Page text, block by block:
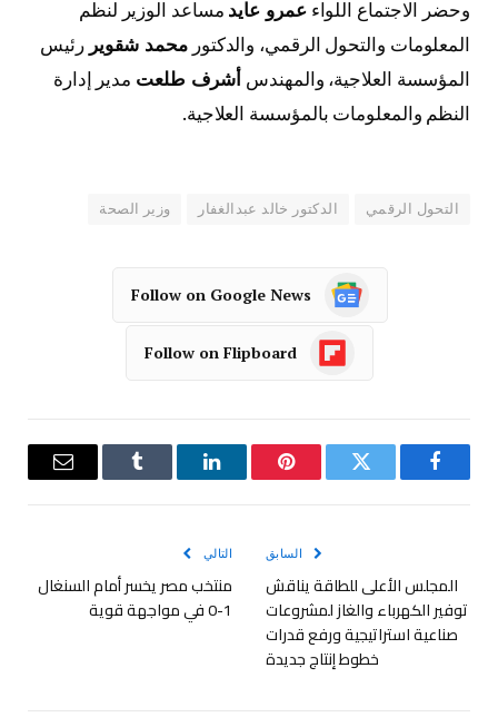
وحضر الاجتماع اللواءعمرو عايد مساعد الوزير لنظم
المعلومات والتحول الرقمي، والدكتورمحمد شقوير رئيس
المؤسسة العلاجية، والمهندس أشرف طلعت مدير إدارة
النظم والمعلومات بالمؤسسة العلاجية.
التحول الرقمي الدكتور خالد عبدالغفار وزير الصحة
Follow on Google News
Follow on Flipboard
فيسبوك تويتر بينتيريستلينكدإن Tumblr
البريد
السابق
المجلس الأعلى للطاقة يناقش
توفير الكهرباء والغاز لمشروعات
صناعية استراتيجية ورفع قدرات
خطوط إنتاج جديدة
التالي
منتخب مصر يخسر أمام السنغال
1-0 في مواجهة قوية